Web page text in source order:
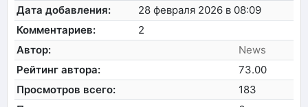
Дата добавления:
28 февраля 2026 в 08:09
Комментариев:
2
Автор:
News
Рейтинг автора:
73.00
Просмотров всего:
183